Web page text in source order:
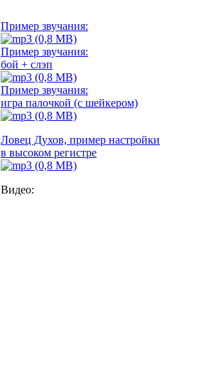
Пример звучания:
Пример звучания:
бой + слэп
Пример звучания:
игра палочкой (с шейкером)
Ловец Духов, пример настройки
в высоком регистре
Видео: